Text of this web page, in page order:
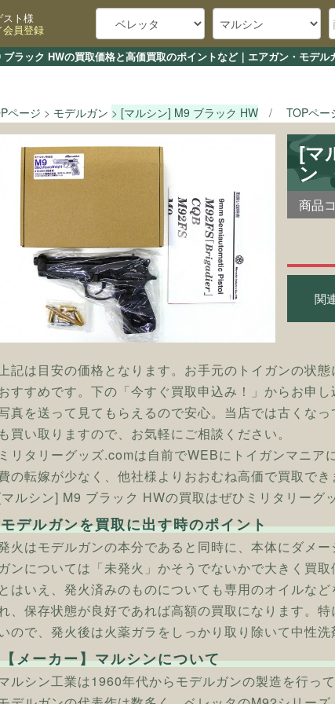
ラック HWの買取価格と高価買取のポイントなど｜エアガン・モデ
ト様
会員登録
ページ モデルガン [マルシン] M9 ブラック HW TOPペー
[マ
ン
商品
関
記は目安の価格となります。お手元のトイガンの状
すすめです。下の「今すぐ買取申込み！」からお申し
真を送って見てもらえるので安心。当店では古くな
も買い取りますので、お気軽にご相談ください。
ミリタリーグッズ.comは自前でWEBにトイガンマニ
の転嫁が少なく、他社様よりおおむね高価で買取でき
ルシン] M9 ブラック HWの買取はぜひミリタリーグ
モデルガンを買取に出す時のポイント
火はモデルガンの本分であると同時に、本体にダメ
ガンについては「未発火」かそうでないかで大きく買取
とはいえ、発火済みのものについても専用のオイルな
、保存状態が良好であれば高額の買取になります。
ので、発火後は火薬ガラをしっかり取り除いて中性洗
【メーカー】マルシンについて
ルシン工業は1960年代からモデルガンの製造を行って